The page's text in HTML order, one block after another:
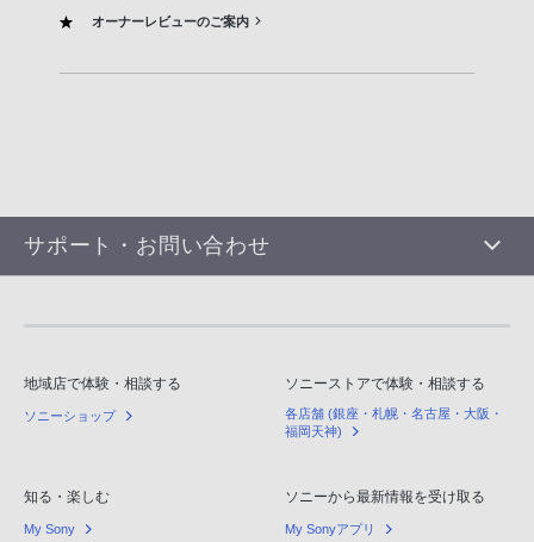
オーナーレビューのご案内
サポート・お問い合わせ
地域店で体験・相談する
ソニーショップ
ソニーストアで体験・相談する
各店舗 (銀座・札幌・名古屋・大阪・
福岡天神)
知る・楽しむ
My Sony
ソニーから最新情報を受け取る
My Sonyアプリ